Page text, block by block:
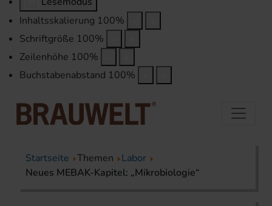
Inhaltsskalierung 100%
Schriftgröße 100%
Zeilenhöhe 100%
Buchstabenabstand 100%
Startseite Themen
Labor
Neues MEBAK-Kapitel: „Mikrobiologie“